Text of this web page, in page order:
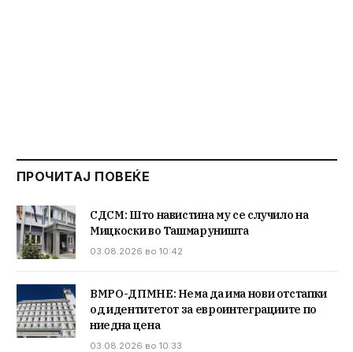
ПРОЧИТАЈ ПОВЕЌЕ
СДСМ: Што навистина му се случило на
Мицкоски во Ташмаруништа
03.08.2026 во 10:42
ВМРО-ДПМНЕ: Нема да има нови отстапки
од идентитетот за евроинтеграциите по
ниедна цена
03.08.2026 во 10:33